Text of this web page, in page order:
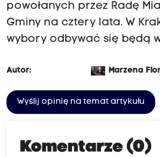
powołanych przez Radę
Gminy na cztery lata. W
wybory odbywać się będą
Autor: Marzena
Wyślij opinię na temat artykułu
Komentarze (0)